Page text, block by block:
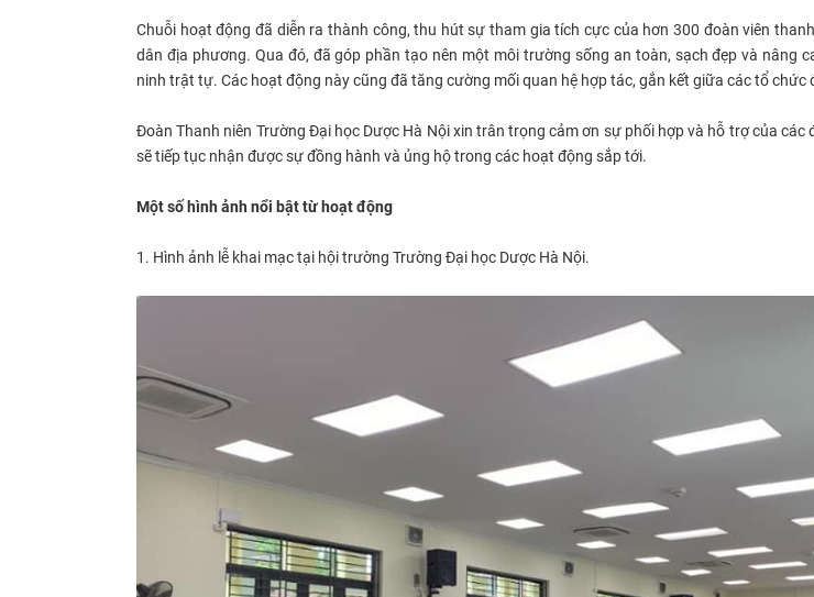
Chuỗi hoạt động đã diễn ra thành công, thu hút sự tham gia tích cực của hơn 300 đoàn viên
dân địa phương. Qua đó, đã góp phần tạo nên một môi trường sống an toàn, sạch đẹp và nâng
ninh trật tự. Các hoạt động này cũng đã tăng cường mối quan hệ hợp tác, gắn kết giữa các tổ chức
Đoàn Thanh niên Trường Đại học Dược Hà Nội xin trân trọng cảm ơn sự phối hợp và hỗ trợ của các
sẽ tiếp tục nhận được sự đồng hành và ủng hộ trong các hoạt động sắp tới.
Một số hình ảnh nổi bật từ hoạt động
1. Hình ảnh lễ khai mạc tại hội trường Trường Đại học Dược Hà Nội.